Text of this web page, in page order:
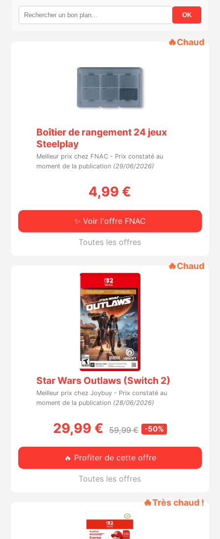
Tests et previews
Précommandes
Précommandes jeux Switch 2
OK
🔥Chaud
Boîtier de rangement 24 jeux
Steelplay
Meilleur prix chez FNAC - Prix constaté au
moment de la publication (29/06/2026)
4,99 €
✨ Voir l'offre FNAC
Toutes les offres
🔥Chaud
Star Wars Outlaws (Switch 2)
Meilleur prix chez Joybuy - Prix constaté au
moment de la publication (28/06/2026)
29,99 € 59,99 € -50%
🔥 Profiter de cette offre
Toutes les offres
🔥Très chaud !